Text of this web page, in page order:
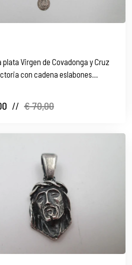
plata Virgen de Covadonga y Cruz
con cadena eslabones
// € 70,00